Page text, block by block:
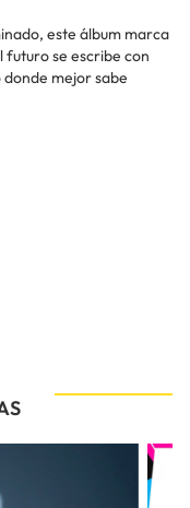
este álbum marca
futuro se escribe con
mejor sabe